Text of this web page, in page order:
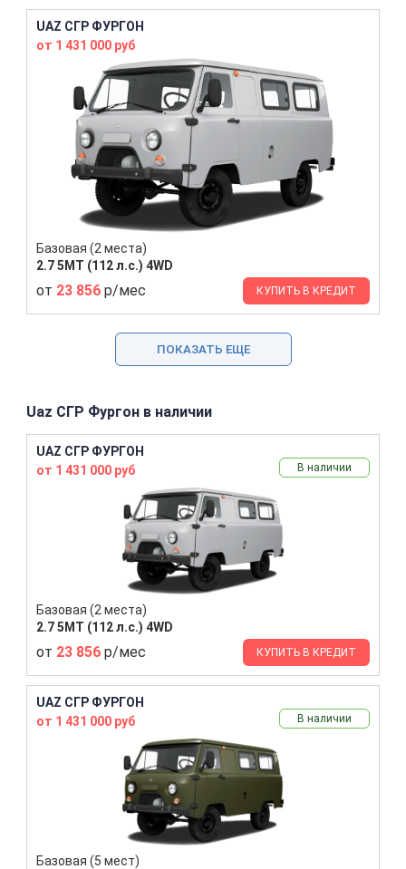
UAZ СГР ФУРГОН
от 1 431 000 руб
Базовая (2 места)
2.7 5MT (112 л.с.) 4WD
от 23 856 р/мес КУПИТЬ В КРЕДИТ
ПОКАЗАТЬ ЕЩЕ
Uaz СГР Фургон в наличии
UAZ СГР ФУРГОН
от 1 431 000 руб
В наличии
Базовая (2 места)
2.7 5MT (112 л.с.) 4WD
от 23 856 р/мес КУПИТЬ В КРЕДИТ
UAZ СГР ФУРГОН
от 1 431 000 руб
В наличии
Базовая (5 мест)